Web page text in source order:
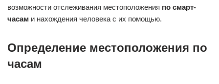
возможности отслеживания местоположения по смарт-
часам и нахождения человека с их помощью.
Определение местоположения по
часам